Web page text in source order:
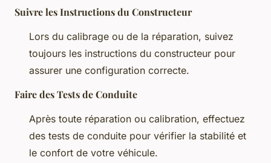
Suivre les Instructions du Constructeur
Lors du calibrage ou de la réparation, suivez
toujours les instructions du constructeur pour
assurer une configuration correcte.
Faire des Tests de Conduite
Après toute réparation ou calibration, effectuez
des tests de conduite pour vérifier la stabilité et
le confort de votre véhicule.